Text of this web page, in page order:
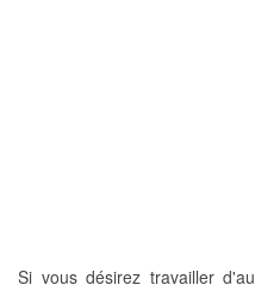
Si vous désirez travailler